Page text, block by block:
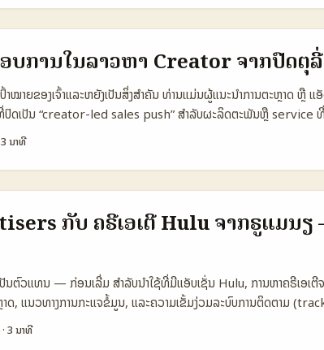
ທີ່ຜູ້ໃຊ້ສ້າງເປັນຮ່າງຮອບອອກມາໃນ Disney+ (The
ລາດີສໍາລັບການຄົ້ນຫາ creator ທີ່ເຫັນຄຸນນະພາບ UGC, ແຕ່ກໍມີຄວາມສົ
ການຮູ້ເຖິງຈຸດປະສົງຂອງບຸກຄົນທີ່ຄົນຄົນຄົນມາຫາແລະວິທີທີ່ຈະເຜີຍແຜ່ແນວ
ຕ່ການສ້າງການຜະລິດ livestream ທີ່ມີຄຸນນະພາບ, ປອດໄພ IP ແລະຜົນ
ວງຊາວອອນໄລນແລະໂຊເຊຍວິທີ 🧩 Metric Platform A
Live) 👥 Monthly Active 1.200.000 800.000
15.000 4.200 💬 Avg chat engagement 1.100 3.200
tools Moderation, Clips Extensions, Bits
ເຫັນຜົນ engagement ສູງສຸດສໍາລັບ livestreams ທີ່ເນັ້ນກາ
ວ້າງ ແລະ Facebook Live ຍັງເປັນທາງເລືອກທີ່ປົກກະຕິເພື່ອເນື່ອງກັບ
ມເປັນໄດ້ຜົນ. ...
ບການໃນລາວຫາ Creator ຈາກປົດຕຸ
ໝາຍຂອງເຈົ້າແລະຫຍັງເປັນສິ່ງສຳຄັນ ທ່ານແມ່ນຜູ້ແນະນໍາການຕະຫຼາດ ຫຼື ແ
ດເປັນ “creator-led sales push” ສໍາລັບຜະລິດຕະພັນຫຼື service
ນກ່ອນໜ້ານີ້ — ການຊອກ creator ຕ່າງປະເທດມີການປັບຕົວແບບໃຫ້ອັດ
tools ຢູ່ Meta (Creator Discovery API, Creator
ເພື່ອລົງທຶນ paid amplification, ການອອກແບບ deal
ວຍດ້ວຍ data-driven testing. ພວກເຮົາຈະເອົາຂໍ້ມູນຈາກ Meta ແລະກາ
📊 ຕາຕະລາງຂໍ້ມູນ Snapshot — ການເປີບີນ Options ສຳລັບ
Discovery) Organic Search & Hashtags Local
800.000 400.000 📈 Conversion 12% 6% 9% 💸
Fast Medium Slow 📊 Data Depth Audience
🤝 Best for Scale + measurable partnership ads
& compliance ຕາຕະລາງແກ່ວິທີທີ່ຕ່າງກັນໃນການຄົ້ນຫາແລ
3 ນາທີ
ກັບ ຄຣີເອເຕີ Hulu ຈາກຣູແມນ
ນຕົວແທນ — ກ່ອນເລີ່ມ ສຳລັບນຳໃຊ້ທີ່ມີແອັບເຊັ່ນ Hulu, ການຫາຄຣີເອເ
າດ, ແນວທາງການກະແຈຂໍ້ມູນ, ແລະຄວາມເຂັ້ມງ່ວມລະບົບການຕິດຕາມ
ເອເຕີທີ່ສົມສຳພັນກັບພາບລັບຂອງ Hulu, ແຕ່ຍັງສ້າງ ROI ທີ່ວັດໄດ້. ບົດນີ້ຈະ
·3 ນາທີ